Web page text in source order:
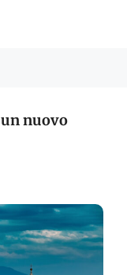
nuovo